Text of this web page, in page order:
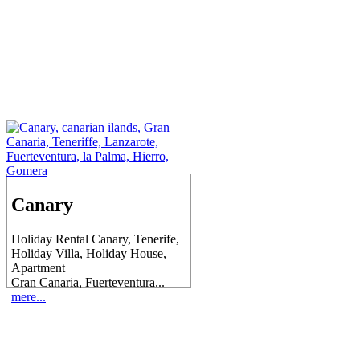
Canary
Holiday Rental Canary, Tenerife,
Holiday Villa, Holiday House,
Apartment
Cran Canaria, Fuerteventura...
mere...